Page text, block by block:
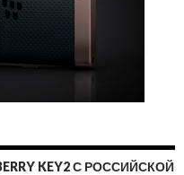
KEY2 С РОССИЙСКОЙ